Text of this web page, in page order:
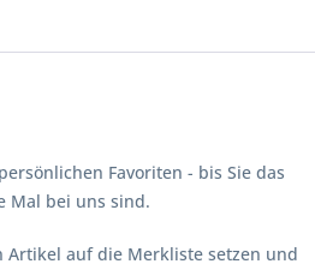
Favoriten - bis Sie das
Mal bei uns sind.
Artikel auf die Merkliste setzen und